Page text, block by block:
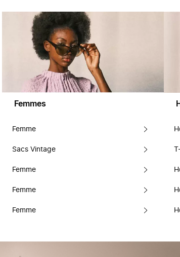
Femmes
Femme
Sacs Vintage
Femme
Femme
Femme